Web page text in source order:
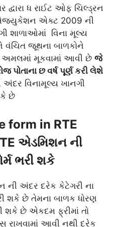
દ્વારા ધ રાઈટ ઓફ ચિલ્ડ્રન
એક્ટ 2009 ની
શાળાઓમાં વિના મૂલ્ય
જૂથના બાળકોને
મૂકવામાં આવી છે જે
પોતાના છ વર્ષ પૂર્ણ કરી લેશે
અંદર વિનામૂલ્ય ખાનગી
છે
form in RTE
એડમિશન ની
ભરી શકે
ની અંદર દરેક કેટેગરી ના
શકે છે તેમના બાળક ધોરણ
છે એકદમ ફ્રીમાં તો
રાખવામાં આવી નથી દરેક